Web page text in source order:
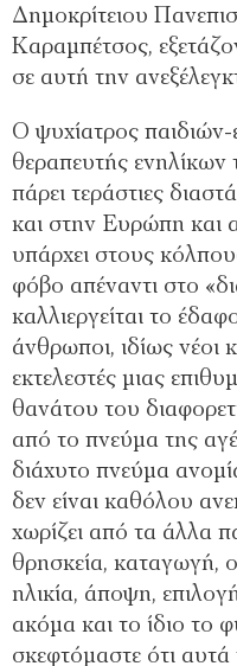
Δημοκρίτειου
Καραμπέτσος,
σε αυτή την
Ο ψυχίατρος
θεραπευτής ενηλίκων
πάρει τεράστιες
και στην Ευρώπη και
υπάρχει στους
φόβο απέναντι στο
καλλιεργείται το
άνθρωποι, ιδίως νέοι
εκτελεστές μιας
θανάτου του
από το πνεύμα της
διάχυτο πνεύμα
δεν είναι καθόλου
χωρίζει από τα άλλα
θρησκεία, καταγωγή,
ηλικία, άποψη,
ακόμα και το ίδιο το
σκεφτόμαστε ότι